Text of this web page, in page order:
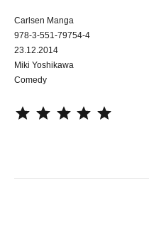
Carlsen Manga
978-3-551-79754-4
23.12.2014
Miki Yoshikawa
Comedy